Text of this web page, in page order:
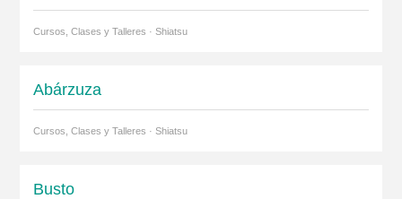
Cursos, Clases y Talleres · Shiatsu
Abárzuza
Cursos, Clases y Talleres · Shiatsu
Busto